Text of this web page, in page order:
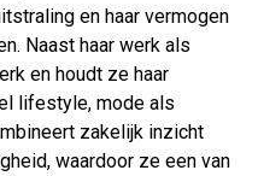
en haar vermogen
Naast haar werk als
en houdt ze haar
lifestyle, mode als
zakelijk inzicht
waardoor ze een van